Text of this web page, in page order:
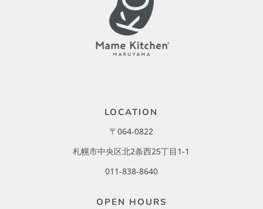
LOCATION
〒064-0822
札幌市中央区北2条西25丁目1-1
011-838-8640
OPEN HOURS